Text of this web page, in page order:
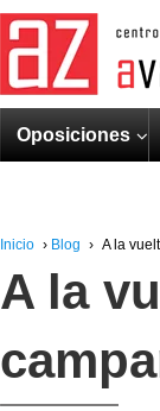
Oposiciones
Inicio › Blog › A la
A la